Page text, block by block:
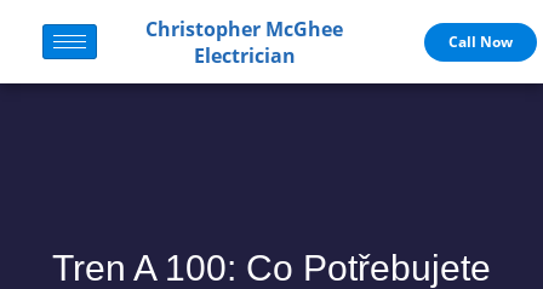
Christopher McGhee
Electrician
Call Now
Tren A 100: Co Potřebujete